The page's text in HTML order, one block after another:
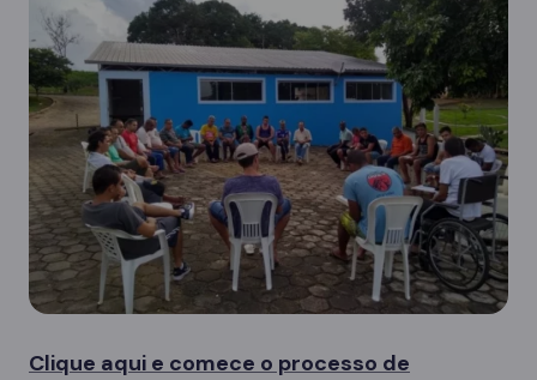
Clique aqui e comece o processo de